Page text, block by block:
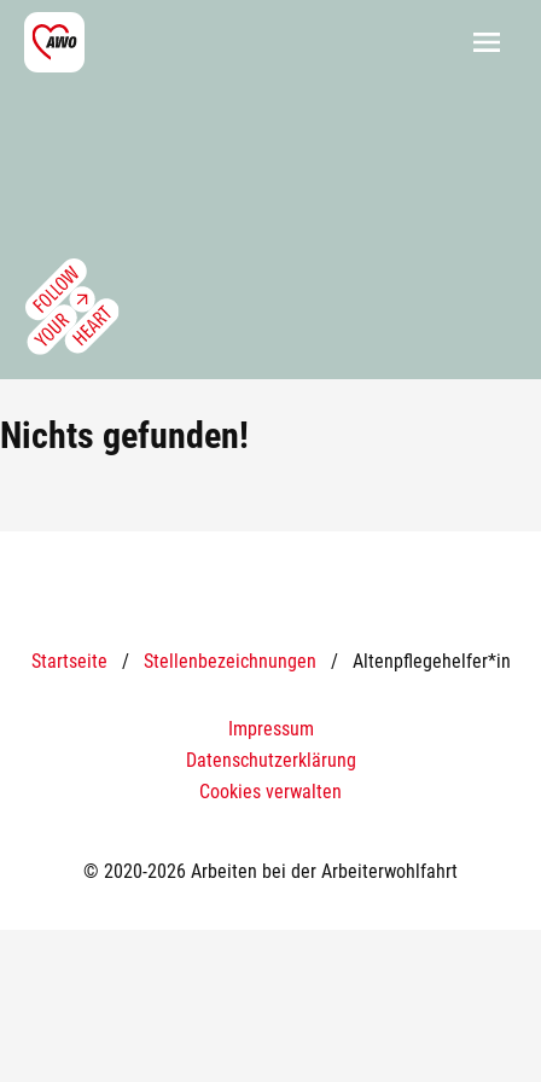
Nichts gefunden!
Startseite / Stellenbezeichnungen / Altenpflegehelfer*in
Impressum
Datenschutzerklärung
Cookies verwalten
© 2020-2026 Arbeiten bei der Arbeiterwohlfahrt